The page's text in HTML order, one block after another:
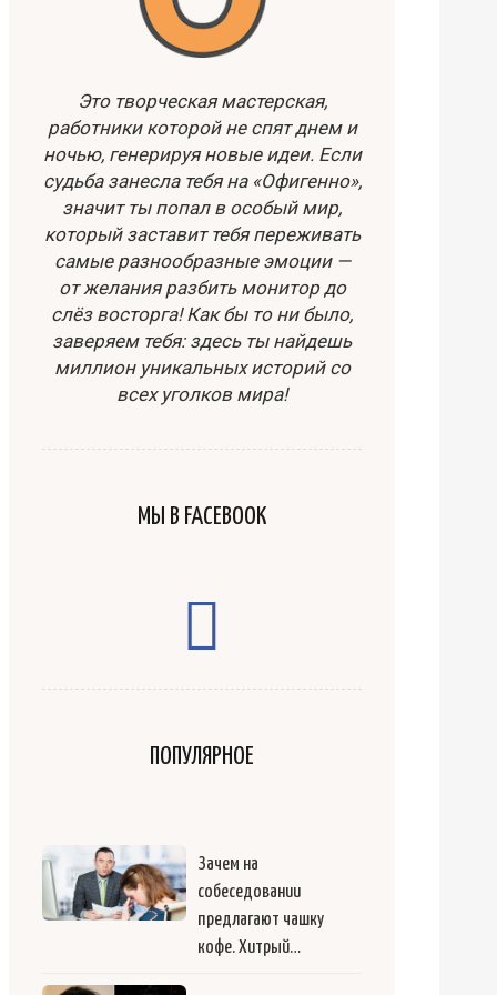
Это творческая мастерская,
работники которой не спят днем и
ночью, генерируя новые идеи. Если
судьба занесла тебя на «Офигенно»,
значит ты попал в особый мир,
который заставит тебя переживать
самые разнообразные эмоции —
от желания разбить монитор до
слёз восторга! Как бы то ни было,
заверяем тебя: здесь ты найдешь
миллион уникальных историй со
всех уголков мира!
МЫ В FACEBOOK
ПОПУЛЯРНОЕ
Зачем на
собеседовании
предлагают чашку
кофе. Хитрый…